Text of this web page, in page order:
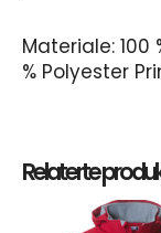
Materiale: 100
% Polyester
Relaterte